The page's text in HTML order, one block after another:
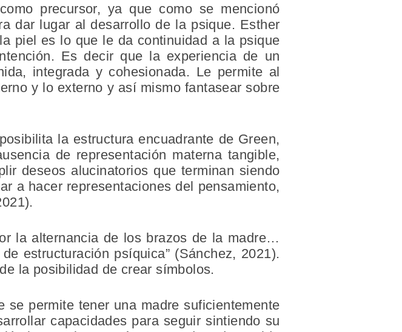
precursor, ya que como se mencionó
dar lugar al desarrollo de la psique. Esther
piel es lo que le da continuidad a la psique
Es decir que la experiencia de un
integrada y cohesionada. Le permite al
y lo externo y así mismo fantasear sobre
la estructura encuadrante de Green,
de representación materna tangible,
deseos alucinatorios que terminan siendo
a hacer representaciones del pensamiento,
la alternancia de los brazos de la madre…
estructuración psíquica” (Sánchez, 2021).
la posibilidad de crear símbolos.
permite tener una madre suficientemente
capacidades para seguir sintiendo su